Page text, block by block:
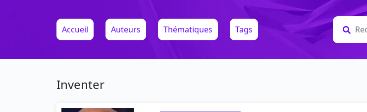
Accueil Auteurs Thématiques Tags
Inventer